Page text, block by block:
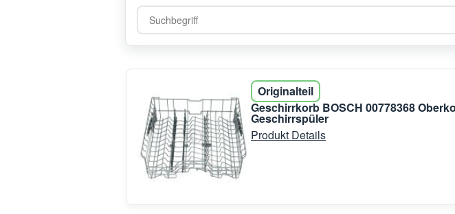
Originalteil
Geschirrkorb BOSCH 00778368
Geschirrspüler
Produkt Details